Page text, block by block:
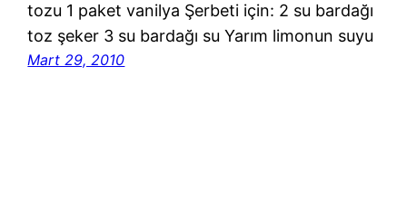
tozu 1 paket vanilya Şerbeti için: 2 su bardağı
toz şeker 3 su bardağı su Yarım limonun suyu
Mart 29, 2010